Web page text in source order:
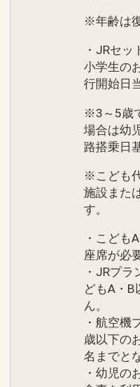
※年齢は
・JRセッ
小学生の
行開始日
※3～5歳
場合は幼
路搭乗日
※こども
施設また
す。
・こども
座席が必
・JRプ
どもA・B
ん。
・航空機
歳以下の
名までと
・幼児の